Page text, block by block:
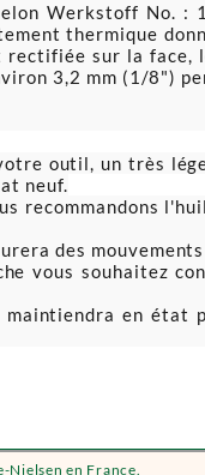
Nielsen en France.
Werkstoff No. :
thermique
sur la face,
3,2 mm (1/8")
outil, un très
neuf.
des
vous souhaitez
en état